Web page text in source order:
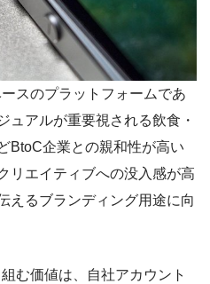
スのプラットフォームであ
ュアルが重要視される飲食・
BtoC企業との親和性が高い
リエイティブへの没入感が高
えるブランディング用途に向
む価値は、自社アカウント